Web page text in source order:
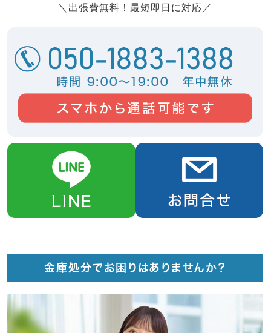
＼出張費無料！最短即日に対応／
金庫処分でお困りはありませんか？